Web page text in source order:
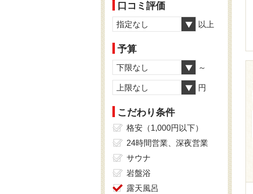
口コミ評価
指定なし 以上
予算
下限なし ～
上限なし 円
こだわり条件
格安（1,000円以下）
24時間営業、深夜営業
サウナ
岩盤浴
露天風呂